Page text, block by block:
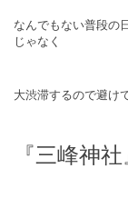
なんでもない普段の
じゃなく
大渋滞するので避け
『三峰神社